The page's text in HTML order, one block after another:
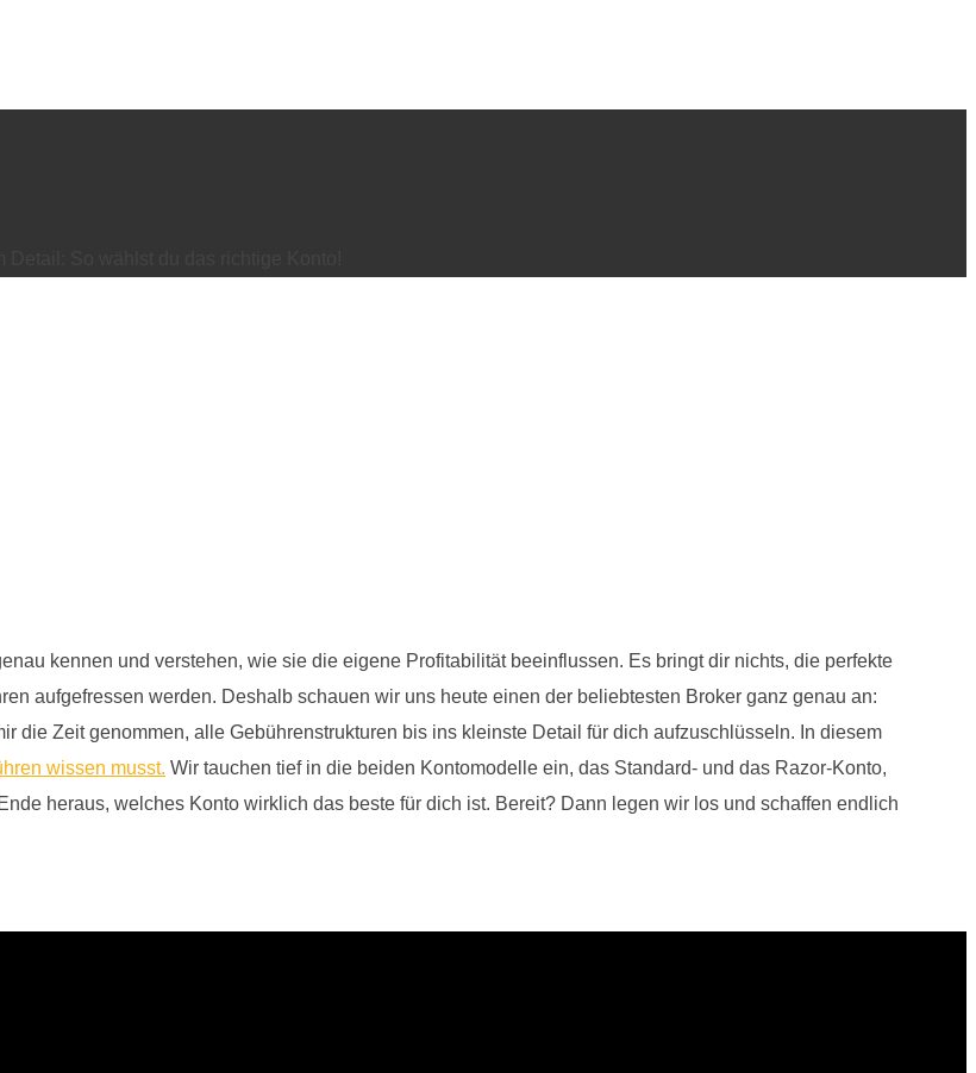
kennen und verstehen, wie sie die eigene Profitabilität beeinflussen. Es bringt dir nichts, die perfekte
aufgefressen werden. Deshalb schauen wir uns heute einen der beliebtesten Broker ganz genau an:
die Zeit genommen, alle Gebührenstrukturen bis ins kleinste Detail für dich aufzuschlüsseln. In diesem
wissen musst. Wir tauchen tief in die beiden Kontomodelle ein, das Standard- und das Razor-Konto,
heraus, welches Konto wirklich das beste für dich ist. Bereit? Dann legen wir los und schaffen endlich